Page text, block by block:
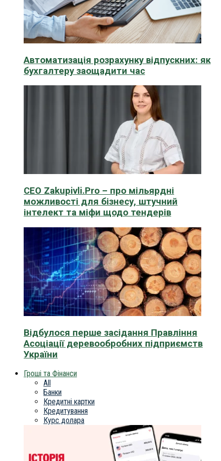
Автоматизація розрахунку відпускних: як
бухгалтеру заощадити час
CEO Zakupivli.Pro – про мільярдні
можливості для бізнесу, штучний
інтелект та міфи щодо тендерів
Відбулося перше засідання Правління
Асоціації деревообробних підприємств
України
Гроші та Фінанси
All
Банки
Кредитні картки
Кредитування
Курс долара